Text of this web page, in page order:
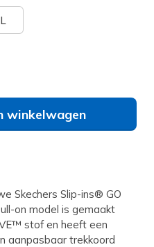
L
winkelwagen
Skechers Slip-ins® GO
on model is gemaakt
stof en heeft een
aanpasbaar trekkoord